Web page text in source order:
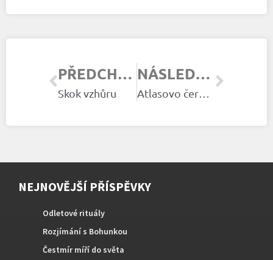
PŘEDCHOZÍ ČLÁNEK
Skok vzhůru
NÁSLEDUJÍCÍ ČLÁNEK
Atlasovo černé pírko
NEJNOVĚJŠÍ PŘÍSPĚVKY
Odletové rituály
Rozjímání s Bohunkou
Čestmír míří do světa